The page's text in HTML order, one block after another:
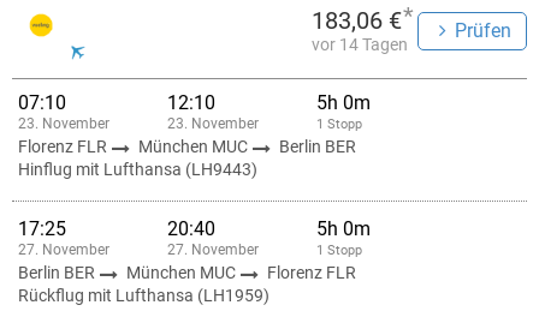
183,06 €*
vor 14 Tagen
Prüfen
07:10
23. November
12:10
23. November
5h 0m
1 Stopp
Florenz FLR München MUC
Berlin BER
Hinflug mit Lufthansa (LH9443)
17:25
27. November
20:40
27. November
5h 0m
1 Stopp
Berlin BER München MUC
Florenz FLR
Rückflug mit Lufthansa (LH1959)